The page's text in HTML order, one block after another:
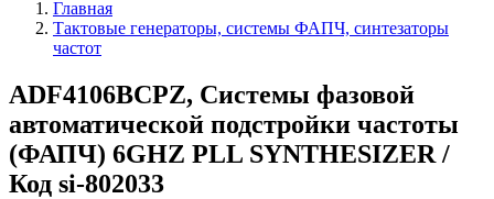
Главная
Тактовые генераторы, системы ФАПЧ, синтезаторы
частот
ADF4106BCPZ, Системы фазовой
автоматической подстройки частоты
(ФАПЧ) 6GHZ PLL SYNTHESIZER /
Код si-802033